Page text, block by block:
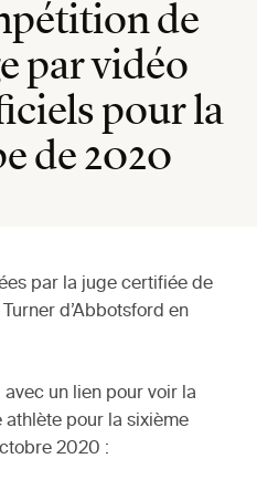
de
par vidéo
pour la
de 2020
par la juge certifiée de
d’Abbotsford en
un lien pour voir la
pour la sixième
2020 :